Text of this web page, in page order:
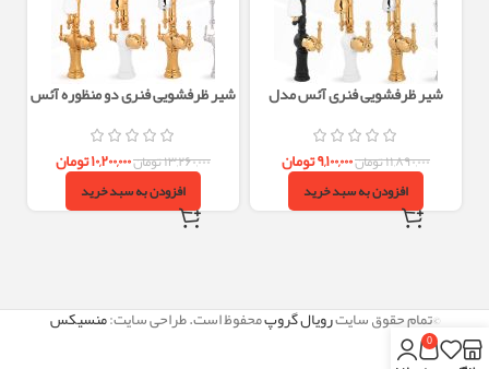
شیر ظرفشویی فنری آئس مدل
۱۱,۸۹۰,۰۰۰تومان۹,۱۰۰,۰۰۰تومان
افزودن به سبد خرید
شیر ظرفشویی فنری دو منظوره آئس
۱۳,۲۶۰,۰۰۰تومان۱۰,۲۰۰,۰۰۰تومان
افزودن به سبد خرید
©تمام حقوق سایترویال گروپمحفوظ است. طراحی سایت:منسیکس
0